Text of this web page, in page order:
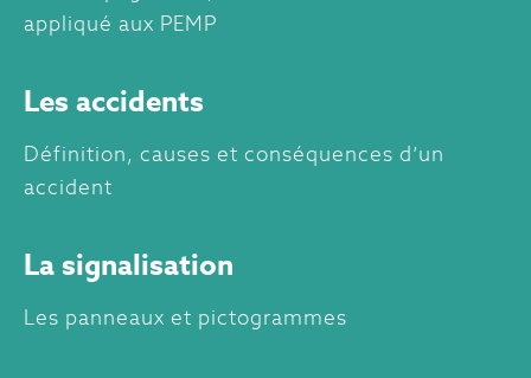
appliqué aux PEMP
Les accidents
Définition, causes et conséquences d’un
accident
La signalisation
Les panneaux et pictogrammes